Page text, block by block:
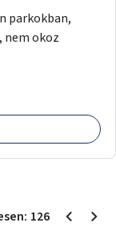
parkokban,
nem okoz
126